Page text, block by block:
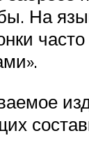
На